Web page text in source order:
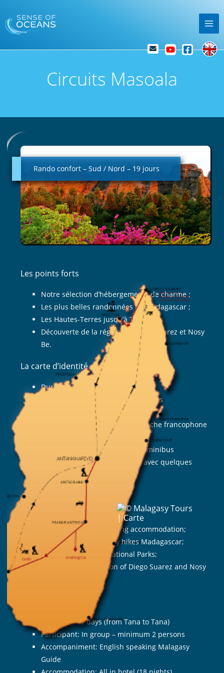
content
Circuits Masoala
Rando confort – Sud / Nord – 19 jours
Les points forts
Notre sélection d’hébergements de charme ;
Les plus belles randonnées de Madagascar ;
Les Hautes-Terres jusqu’à Tuléar ;
Découverte de la région de Diego Suarez et Nosy
Be.
La carte d’identité du voyage
Durée : 19 jours (de Tana à Tana)
Participant : A partir de 2 personnes
Jours de marche : 7
Accompagnement : Guide malgache francophone
Hébergement : Tout en hôtel
Déplacement : Véhicule 4×4 ou minibus
Prestation : En Bed & Breafast avec quelques
pique-nique
Période : Toute l’année
Highlights
Our selection of charming accommodation;
The most extraordinary hikes Madagascar;
The Highlands and National Parks;
Discovery of the region of Diego Suarez and Nosy
Duration : 19 days (from Tana to Tana)
Participant: In group – minimum 2 persons
Accompaniment: English speaking Malagasy
Guide
confort
/
Nord
–
19
jours